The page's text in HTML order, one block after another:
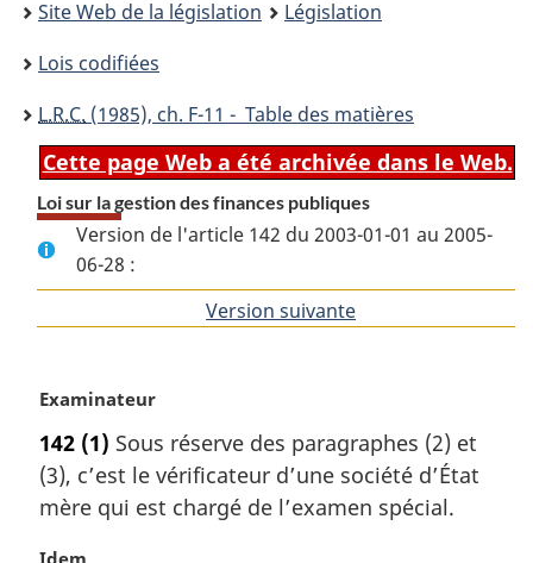
here:
Site Web de la législation
Législation
Lois codifiées
L.R.C. (1985), ch. F-11 - Table des matières
Cette page Web a été archivée dans le Web.
Loi sur la gestion des finances publiques
Version de l'article 142 du 2003-01-01 au 2005-
06-28 :
Version suivante
N
t
e
m
r
Examinateur
142 (1) Sous réserve des paragraphes (2) et
(3), c’est le vérificateur d’une société d’État
mère qui est chargé de l’examen spécial.
N
Idem